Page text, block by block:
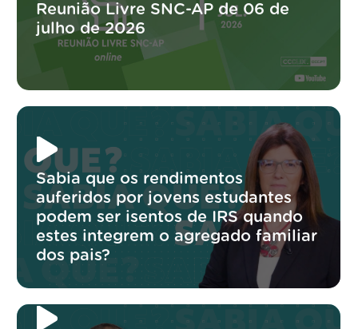
Reunião Livre SNC-AP de 06 de
julho de 2026
Sabia que os rendimentos
auferidos por jovens estudantes
podem ser isentos de IRS quando
estes integrem o agregado familiar
dos pais?